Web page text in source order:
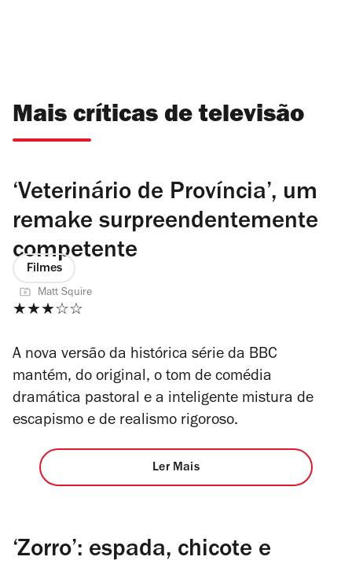
Mais críticas de televisão
‘Veterinário de Província’, um
remake surpreendentemente
competente
Filmes
Matt Squire
★★★☆☆
A nova versão da histórica série da BBC
mantém, do original, o tom de comédia
dramática pastoral e a inteligente mistura de
escapismo e de realismo rigoroso.
Ler Mais
‘Zorro’: espada, chicote e